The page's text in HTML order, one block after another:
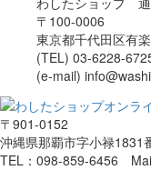
〒100-0006
東京都千代田区有
(TEL) 03-6228-
(e-mail)
〒901-0152
沖縄県那覇市字小禄1831
TEL：098-859-6456